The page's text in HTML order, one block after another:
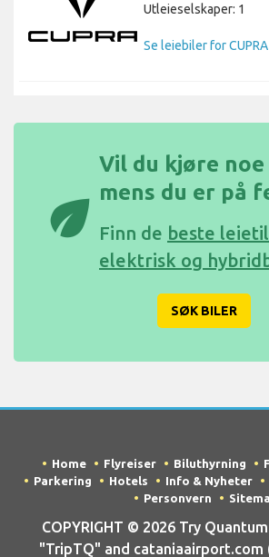
Utleieselskaper: 1
Se leiebiler for CUPRA
eco
Vil du kjøre
mens du er på
Finn de beste
elektrisk og
SØK BILER
Home Flyreiser Biluthyrning
Parkering
Hotels Info & Nyheter
Personvern
COPYRIGHT © 2026 Try
"TripTQ" and cataniaairport.com